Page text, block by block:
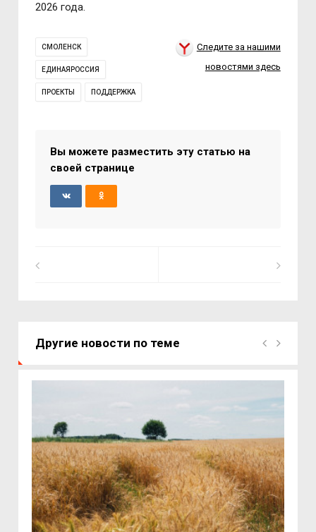
2026 года.
СМОЛЕНСК
ЕДИНАЯРОССИЯ
ПРОЕКТЫ ПОДДЕРЖКА
Следите за нашими
новостями здесь
Вы можете разместить эту статью на
своей странице
Другие новости по теме